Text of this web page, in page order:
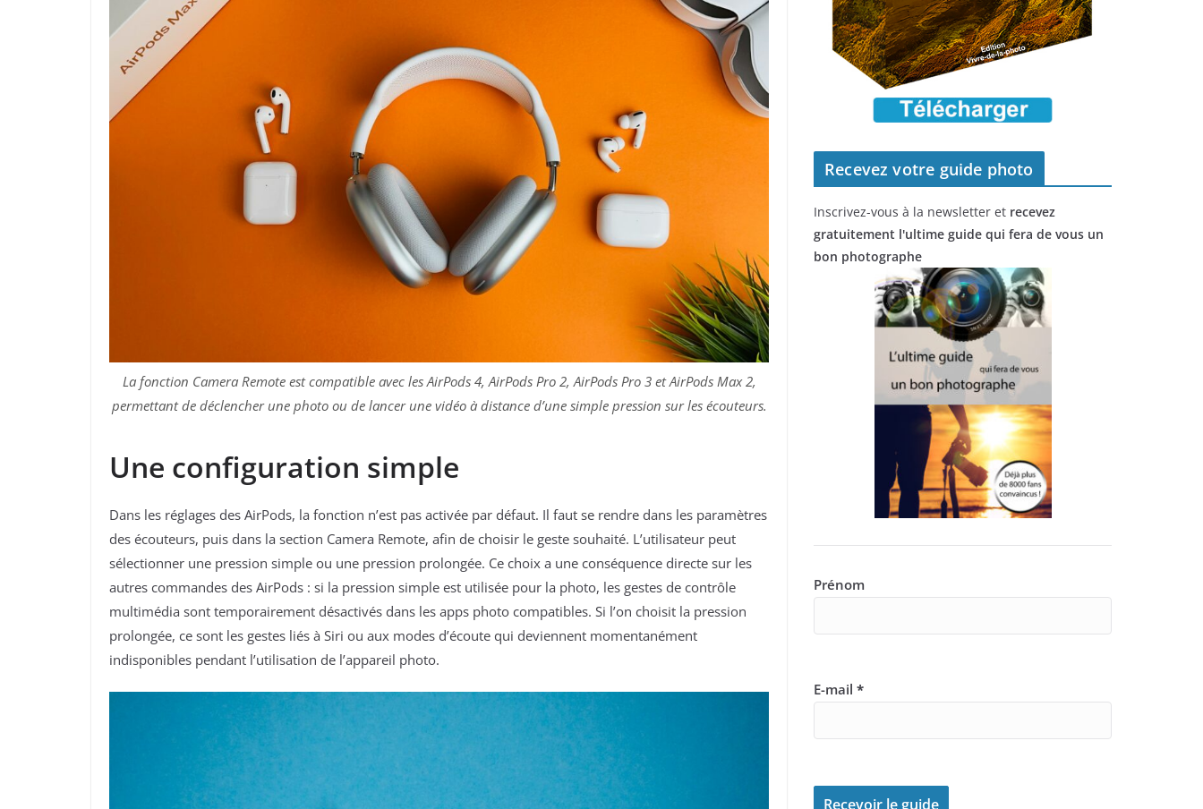
La fonction Camera Remote est compatible avec les AirPods 4, AirPods Pro 2, AirPods Pro 3 et AirPods Max 2,
permettant de déclencher une photo ou de lancer une vidéo à distance d’une simple pression sur les écouteurs.
Une configuration simple
Dans les réglages des AirPods, la fonction n’est pas activée par défaut. Il faut se rendre dans les paramètres
des écouteurs, puis dans la section Camera Remote, afin de choisir le geste souhaité. L’utilisateur peut
sélectionner une pression simple ou une pression prolongée. Ce choix a une conséquence directe sur les
autres commandes des AirPods : si la pression simple est utilisée pour la photo, les gestes de contrôle
multimédia sont temporairement désactivés dans les apps photo compatibles. Si l’on choisit la pression
prolongée, ce sont les gestes liés à Siri ou aux modes d’écoute qui deviennent momentanément
indisponibles pendant l’utilisation de l’appareil photo.
Recevez votre guide photo
Inscrivez-vous à la newsletter et recevez
gratuitement l'ultime guide qui fera de vous un
bon photographe
Prénom
E-mail *